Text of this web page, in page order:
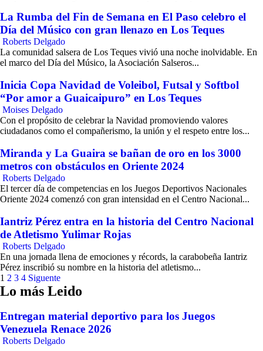
La Rumba del Fin de Semana en El Paso celebro el
Día del Músico con gran llenazo en Los Teques
Roberts Delgado
La comunidad salsera de Los Teques vivió una noche inolvidable. En
el marco del Día del Músico, la Asociación Salseros...
Inicia Copa Navidad de Voleibol, Futsal y Softbol
“Por amor a Guaicaipuro” en Los Teques
Moises Delgado
Con el propósito de celebrar la Navidad promoviendo valores
ciudadanos como el compañerismo, la unión y el respeto entre los...
Miranda y La Guaira se bañan de oro en los 3000
metros con obstáculos en Oriente 2024
Roberts Delgado
El tercer día de competencias en los Juegos Deportivos Nacionales
Oriente 2024 comenzó con gran intensidad en el Centro Nacional...
Iantriz Pérez entra en la historia del Centro Nacional
de Atletismo Yulimar Rojas
Roberts Delgado
En una jornada llena de emociones y récords, la carabobeña Iantriz
Pérez inscribió su nombre en la historia del atletismo...
Paginación
de
entradas
1 2 3 4 Siguente
Lo más Leido
Entregan material deportivo para los Juegos
Venezuela Renace 2026
Roberts Delgado